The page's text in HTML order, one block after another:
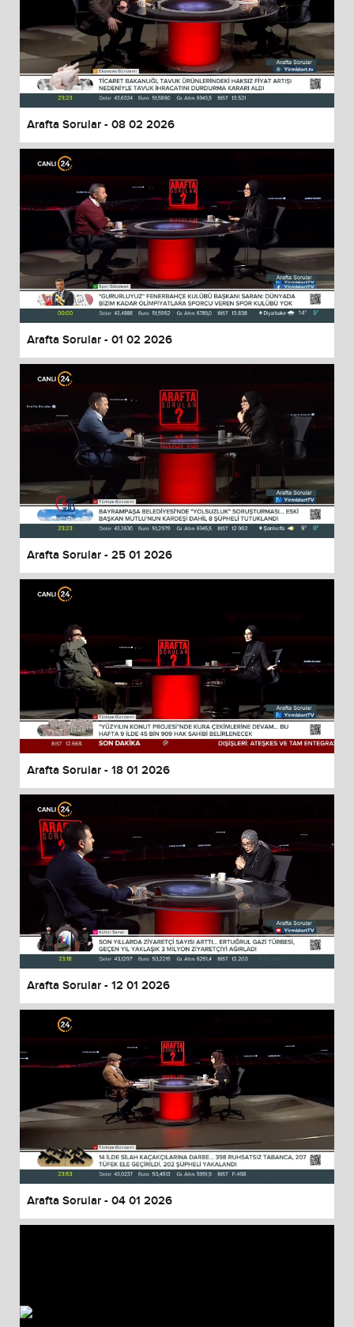
Arafta Sorular - 08 02 2026
Arafta Sorular - 01 02 2026
Arafta Sorular - 25 01 2026
Arafta Sorular - 18 01 2026
Arafta Sorular - 12 01 2026
Arafta Sorular - 04 01 2026